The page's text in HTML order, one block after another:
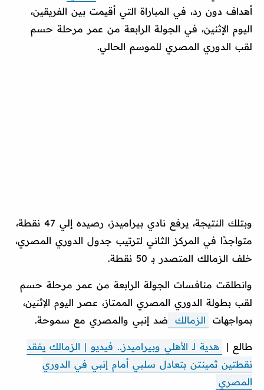
أهداف دون رد، في المباراة التي أقيمت بين الفريقين،
اليوم الإثنين، في الجولة الرابعة من عمر مرحلة حسم
لقب الدوري المصري للموسم الحالي.
وبتلك النتيجة، يرفع نادي بيراميدز، رصيده إلي 47 نقطة،
متواجدًا في المركز الثاني لترتيب جدول الدوري المصري،
خلف الزمالك المتصدر بـ 50 نقطة.
وانطلقت منافسات الجولة الرابعة من عمر مرحلة حسم
لقب بطولة الدوري المصري الممتاز، عصر اليوم الإثنين،
بمواجهات
الزمالك ضد إنبي والمصري مع سموحة.
طالع |
هدية لـ الأهلي وبيراميدز.. فيديو | الزمالك يفقد
نقطتين ثمينتن بتعادل سلبي أمام إنبي في الدوري
المصري